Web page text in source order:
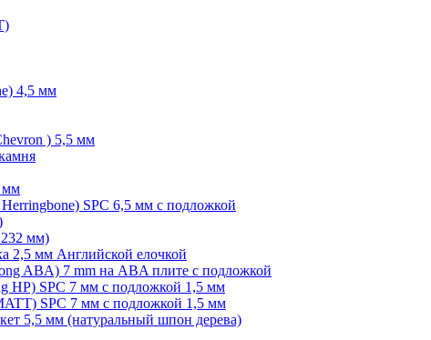
4,5 мм
) 5,5 мм
мм
SPC 6,5 мм с подложкой
мм)
2,5 мм Английской елочкой
ABA) 7 mm на ABA плите с подложкой
HP) SPC 7 мм с подложкой 1,5 мм
SPC 7 мм с подложкой 1,5 мм
5,5 мм (натуральный шпон дерева)